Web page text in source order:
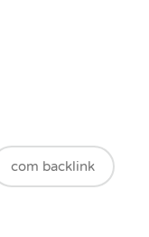
com backlink